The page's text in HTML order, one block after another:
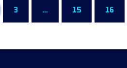
3 ... 15 16